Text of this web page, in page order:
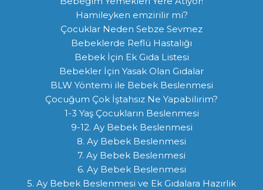
Hamileyken emzirilir mi?
Çocuklar Neden Sebze Sevmez
Bebeklerde Reflü Hastalığı
Bebek İçin Ek Gıda Listesi
Bebekler İçin Yasak Olan Gıdalar
BLW Yöntemi ile Bebek Beslenmesi
Çocuğum Çok İştahsız Ne Yapabilirim?
1-3 Yaş Çocukların Beslenmesi
9-12. Ay Bebek Beslenmesi
8. Ay Bebek Beslenmesi
7. Ay Bebek Beslenmesi
6. Ay Bebek Beslenmesi
5. Ay Bebek Beslenmesi ve Ek Gıdalara Hazırlık